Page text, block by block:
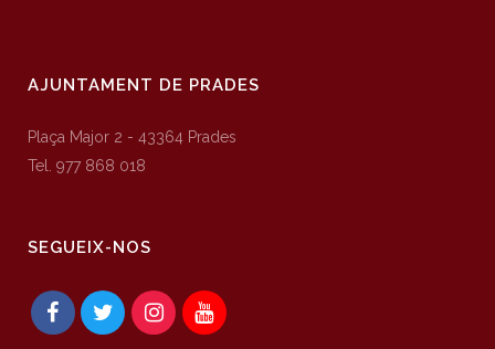
AJUNTAMENT DE PRADES
Plaça Major 2 - 43364 Prades
Tel. 977 868 018
SEGUEIX-NOS